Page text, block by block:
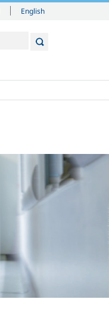
English